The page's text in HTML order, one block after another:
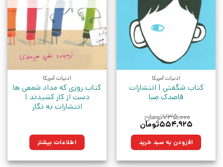
ادبیات آمریکا
کتاب شگفتی | انتشارات
قاصدک صبا
۷۳۵,۰۰۰تومان
قیمت
۷۳۵,۰۰۰تومان
بود.
۵۵۴,۹۲۵تومان
۵۵۴,۹۲۵تومان. افزودن به سبد خرید
ادبیات آمریکا
کتاب روزی که مداد شمعی ها
دست از کار کشیدند |
انتشارات به نگار
اطلاعات بیشتر